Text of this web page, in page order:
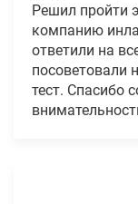
Решил пройти
компанию
ответили на
посоветовали
тест. Спасибо